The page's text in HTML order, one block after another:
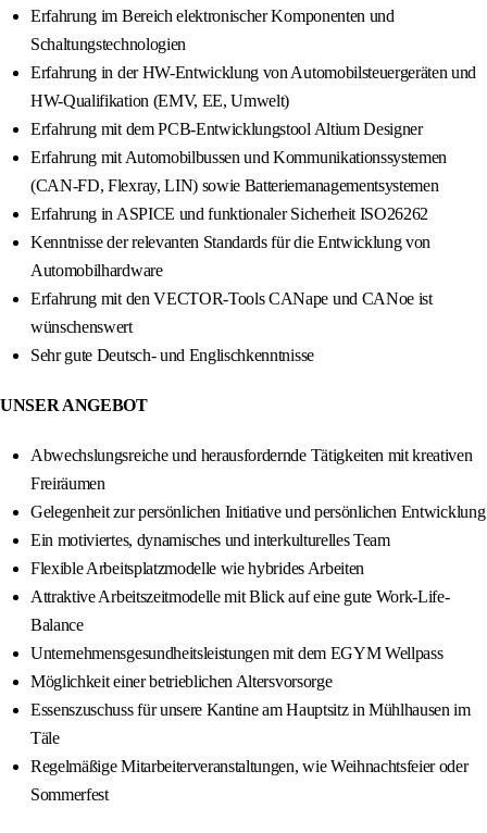
Erfahrung im Bereich elektronischer Komponenten und
Schaltungstechnologien
Erfahrung in der HW-Entwicklung von Automobilsteuergeräten und
HW-Qualifikation (EMV, EE, Umwelt)
Erfahrung mit dem PCB-Entwicklungstool Altium Designer
Erfahrung mit Automobilbussen und Kommunikationssystemen
(CAN-FD, Flexray, LIN) sowie Batteriemanagementsystemen
Erfahrung in ASPICE und funktionaler Sicherheit ISO26262
Kenntnisse der relevanten Standards für die Entwicklung von
Automobilhardware
Erfahrung mit den VECTOR-Tools CANape und CANoe ist
wünschenswert
Sehr gute Deutsch- und Englischkenntnisse
UNSER ANGEBOT
Abwechslungsreiche und herausfordernde Tätigkeiten mit kreativen
Freiräumen
Gelegenheit zur persönlichen Initiative und persönlichen Entwicklung
Ein motiviertes, dynamisches und interkulturelles Team
Flexible Arbeitsplatzmodelle wie hybrides Arbeiten
Attraktive Arbeitszeitmodelle mit Blick auf eine gute Work-Life-
Balance
Unternehmensgesundheitsleistungen mit dem EGYM Wellpass
Möglichkeit einer betrieblichen Altersvorsorge
Essenszuschuss für unsere Kantine am Hauptsitz in Mühlhausen im
Täle
Regelmäßige Mitarbeiterveranstaltungen, wie Weihnachtsfeier oder
Sommerfest